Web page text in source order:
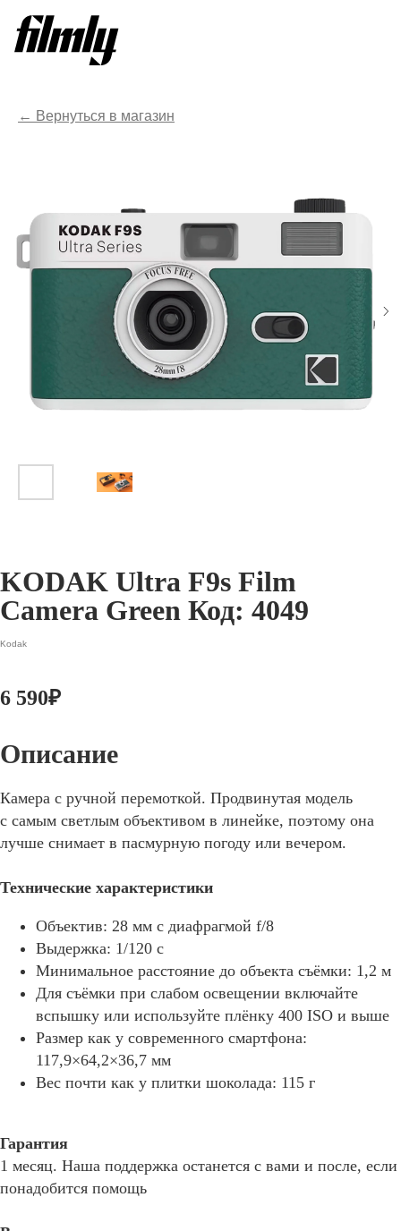
Вернуться в магазин
KODAK Ultra F9s Film
Camera Green Код: 4049
Kodak
6 590₽
Камера с ручной перемоткой. Продвинутая модель
с самым светлым объективом в линейке, поэтому она
лучше снимает в пасмурную погоду или вечером.
Технические характеристики
Объектив: 28 мм с диафрагмой f/8
Выдержка: 1/120 с
Минимальное расстояние до объекта съёмки: 1,2 м
Для съёмки при слабом освещении включайте
вспышку или используйте плёнку 400 ISO и выше
Размер как у современного смартфона:
117,9×64,2×36,7 мм
Вес почти как у плитки шоколада: 115 г
Гарантия
1 месяц. Наша поддержка останется с вами и после, если
понадобится помощь